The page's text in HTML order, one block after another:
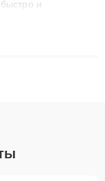
и
решают